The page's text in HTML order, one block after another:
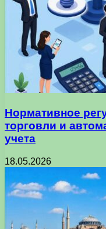
Нормативное
торговли и
учета
18.05.2026